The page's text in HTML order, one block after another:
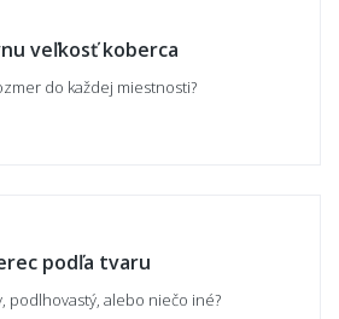
alebo kontrastovať?
veľkosť koberca?
veľkosť koberca
do každej miestnosti?
podľa tvaru
podlhovastý, alebo niečo iné?